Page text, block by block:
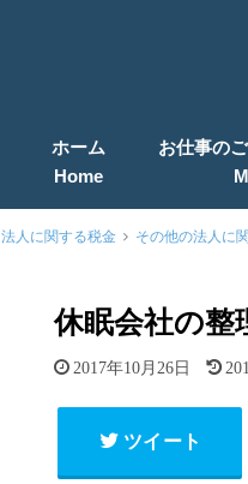
ホーム
Home
お仕事の
法人に関する税金 その他の法人に
休眠会社の整
2017年10月26日
ツイート